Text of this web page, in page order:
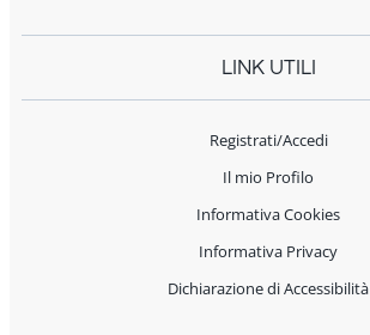
LINK UTILI
Registrati/Accedi
Il mio Profilo
Informativa Cookies
Informativa Privacy
Dichiarazione di Accessibilità